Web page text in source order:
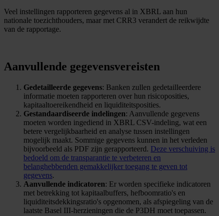
Veel instellingen rapporteren gegevens al in XBRL aan hun
nationale toezichthouders, maar met CRR3 verandert de reikwijdte
van de rapportage.
Aanvullende gegevensvereisten
Gedetailleerde gegevens: Banken zullen gedetailleerdere
informatie moeten rapporteren over hun risicoposities,
kapitaaltoereikendheid en liquiditeitsposities.
Gestandaardiseerde indelingen: Aanvullende gegevens
moeten worden ingediend in XBRL CSV-indeling, wat een
betere vergelijkbaarheid en analyse tussen instellingen
mogelijk maakt. Sommige gegevens kunnen in het verleden
bijvoorbeeld als PDF zijn gerapporteerd. Deze verschuiving is
bedoeld om de transparantie te verbeteren en
belanghebbenden gemakkelijker toegang te geven tot
gegevens.
Aanvullende indicatoren: Er worden specifieke indicatoren
met betrekking tot kapitaalbuffers, hefboomratio's en
liquiditeitsdekkingsratio's opgenomen, als afspiegeling van de
laatste Basel III-herzieningen die de P3DH moet toepassen.